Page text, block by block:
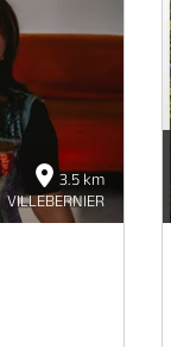
3.5 km
VILLEBERNIER